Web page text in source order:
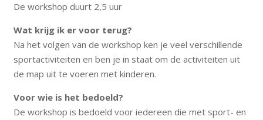
De workshop duurt 2,5 uur
Wat krijg ik er voor terug?
Na het volgen van de workshop ken je veel verschillende
sportactiviteiten en ben je in staat om de activiteiten uit
de map uit te voeren met kinderen.
Voor wie is het bedoeld?
De workshop is bedoeld voor iedereen die met sport- en